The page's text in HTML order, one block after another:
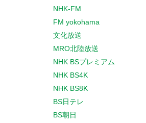
NHK-FM
FM yokohama
文化放送
MRO北陸放送
NHK BSプレミアム
NHK BS4K
NHK BS8K
BS日テレ
BS朝日